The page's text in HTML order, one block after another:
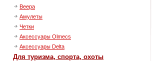
Веера
Амулеты
Четки
Aксессуары Olmecs
Aксессуары Delta
Для туризма, спорта, охоты